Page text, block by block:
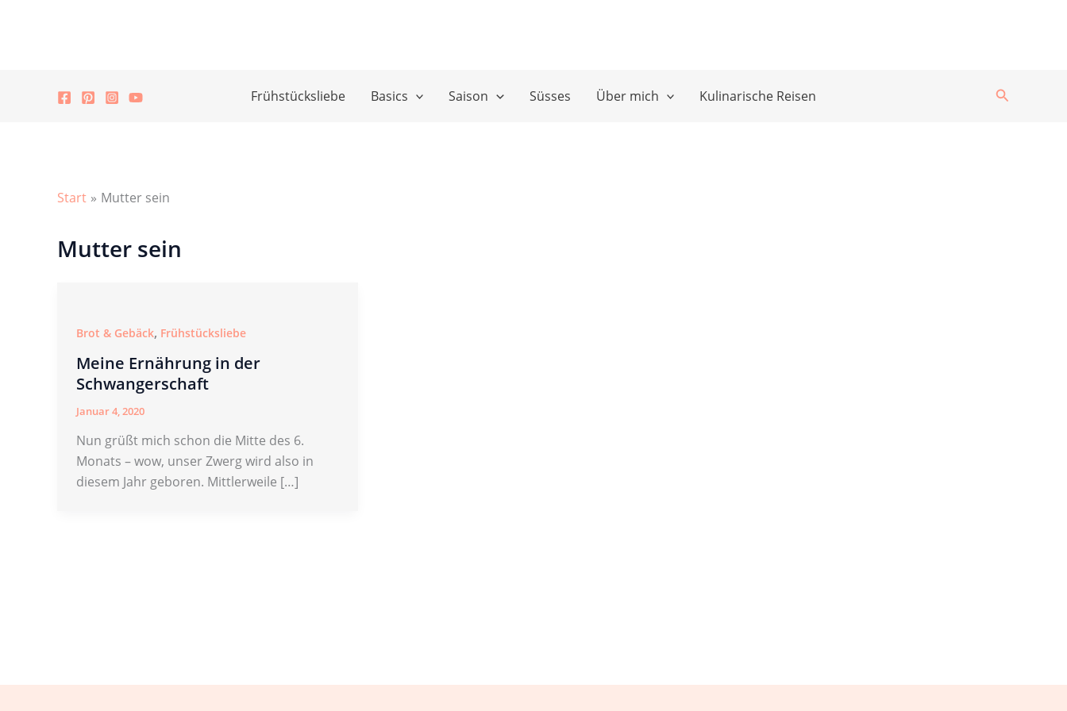
Frühstücksliebe Basics Saison Süsses Über mich Kulinarische Reisen Suchen
Start Mutter sein
Mutter sein
Brot & Gebäck, Frühstücksliebe
Meine Ernährung in der
Schwangerschaft
Januar 4, 2020
Nun grüßt mich schon die Mitte des 6.
Monats – wow, unser Zwerg wird also in
diesem Jahr geboren. Mittlerweile […]